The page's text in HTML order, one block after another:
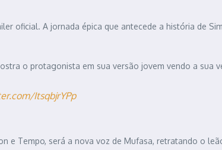
oficial. A jornada épica que antecede a história de
o protagonista em sua versão jovem vendo a sua
ItsqbjrYPp
e Tempo, será a nova voz de Mufasa, retratando o